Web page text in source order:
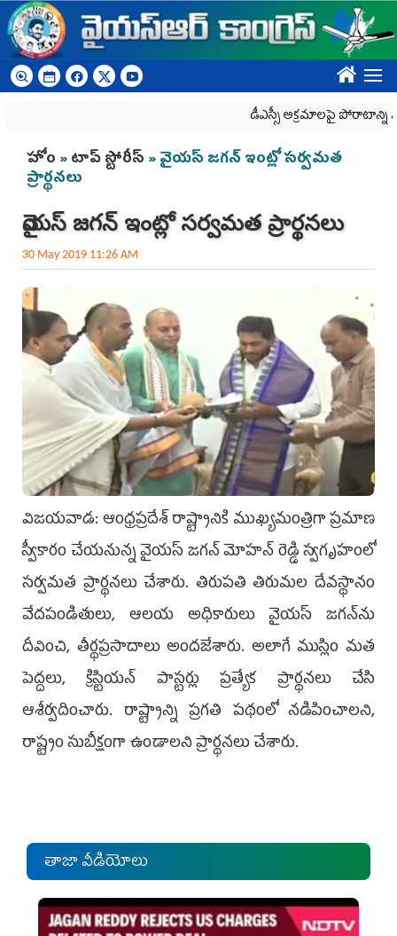
Skip to main content
????
డీఎస్సీ అక్రమాలపై పోరాటాన్ని
You are here
హోం »టాప్ స్టోరీస్ » వైయస్‌ జగన్‌ ఇంట్లో సర్వమత
ప్రార్థనలు
వైయస్‌ జగన్‌ ఇంట్లో సర్వమత ప్రార్థనలు
30 May 2019 11:26 AM
విజయవాడ: ఆంధ్రప్రదేశ్‌ రాష్ట్రానికి ముఖ్యమంత్రిగా ప్రమాణ
స్వీకారం చేయనున్న వైయస్‌ జగన్‌ మోహన్‌ రెడ్డి స్వగృహంలో
సర్వమత ప్రార్థనలు చేశారు. తిరుపతి తిరుమల దేవస్థానం
వేదపండితులు, ఆలయ అధికారులు వైయస్‌ జగన్‌ను
దీవించి, తీర్థప్రసాదాలు అందజేశారు. అలాగే ముస్లిం మత
పెద్దలు, క్రిస్టియన్‌ పాస్టర్లు ప్రత్యేక ప్రార్థనలు చేసి
ఆశీర్వదించారు. రాష్ట్రాన్ని ప్రగతి పథంలో నడిపించాలని,
రాష్ట్రం సుబీక్షంగా ఉండాలని ప్రార్థనలు చేశారు.
తాజా వీడియోలు